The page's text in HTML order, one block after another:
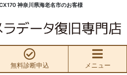
神奈川県海老名市のお客様
無料診断申込 メニュー